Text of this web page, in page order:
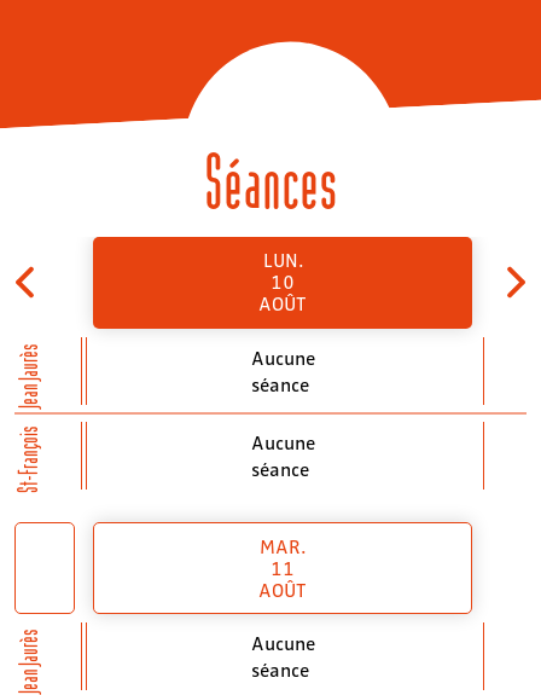
Séances
Jean Jaurès
St-François
LUN.
10
AOÛT
Aucune
séance
Aucune
séance
Jean Jaurès
MAR.
11
AOÛT
Aucune
séance